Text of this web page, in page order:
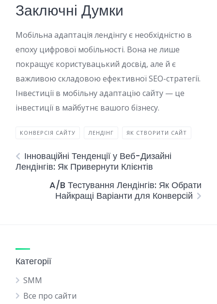
Заключні Думки
Мобільна адаптація лендінгу є необхідністю в
епоху цифрової мобільності. Вона не лише
покращує користувацький досвід, але й є
важливою складовою ефективної SEO-стратегії.
Інвестиції в мобільну адаптацію сайту — це
інвестиції в майбутнє вашого бізнесу.
КОНВЕРСІЯ САЙТУ ЛЕНДІНГ ЯК СТВОРИТИ САЙТ
Інноваційні Тенденції у Веб-Дизайні
Лендінгів: Як Привернути Клієнтів
A/B Тестування Лендінгів: Як Обрати
Найкращі Варіанти для Конверсій
Категорії
SMM
Все про сайти